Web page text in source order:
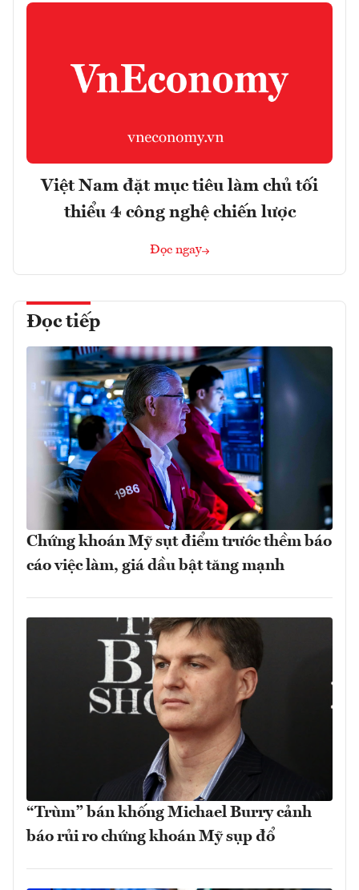
Việt Nam đặt mục tiêu làm chủ tối
thiểu 4 công nghệ chiến lược
Đọc ngay
Đọc tiếp
Chứng khoán Mỹ sụt điểm trước thềm báo
cáo việc làm, giá dầu bật tăng mạnh
“Trùm” bán khống Michael Burry cảnh
báo rủi ro chứng khoán Mỹ sụp đổ